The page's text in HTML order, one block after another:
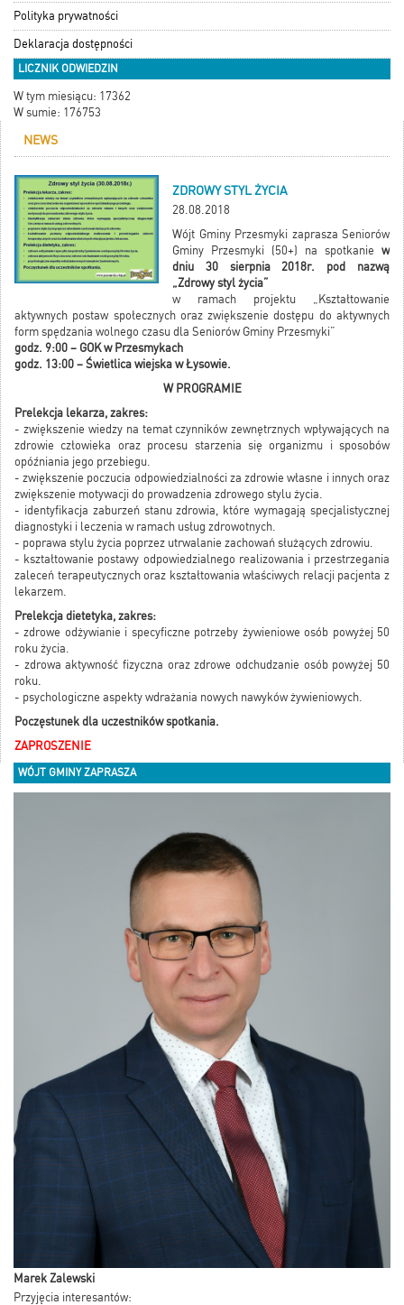
Polityka prywatności
Deklaracja dostępności
LICZNIK ODWIEDZIN
W tym miesiącu: 17362
W sumie: 176753
NEWS
ZDROWY STYL ŻYCIA
28.08.2018
Wójt Gminy Przesmyki zaprasza Seniorów
Gminy Przesmyki (50+) na spotkanie w
dniu 30 sierpnia 2018r. pod nazwą
„Zdrowy styl życia”
w ramach projektu „Kształtowanie
aktywnych postaw społecznych oraz zwiększenie dostępu do aktywnych
form spędzania wolnego czasu dla Seniorów Gminy Przesmyki”
godz. 9:00 – GOK w Przesmykach
godz. 13:00 – Świetlica wiejska w Łysowie.
W PROGRAMIE
Prelekcja lekarza, zakres:
- zwiększenie wiedzy na temat czynników zewnętrznych wpływających na
zdrowie człowieka oraz procesu starzenia się organizmu i sposobów
opóźniania jego przebiegu.
- zwiększenie poczucia odpowiedzialności za zdrowie własne i innych oraz
zwiększenie motywacji do prowadzenia zdrowego stylu życia.
- identyfikacja zaburzeń stanu zdrowia, które wymagają specjalistycznej
diagnostyki i leczenia w ramach usług zdrowotnych.
- poprawa stylu życia poprzez utrwalanie zachowań służących zdrowiu.
- kształtowanie postawy odpowiedzialnego realizowania i przestrzegania
zaleceń terapeutycznych oraz kształtowania właściwych relacji pacjenta z
lekarzem.
Prelekcja dietetyka, zakres:
- zdrowe odżywianie i specyficzne potrzeby żywieniowe osób powyżej 50
roku życia.
- zdrowa aktywność fizyczna oraz zdrowe odchudzanie osób powyżej 50
roku.
- psychologiczne aspekty wdrażania nowych nawyków żywieniowych.
Poczęstunek dla uczestników spotkania.
ZAPROSZENIE
WÓJT GMINY ZAPRASZA
Marek Zalewski
Przyjęcia interesantów: